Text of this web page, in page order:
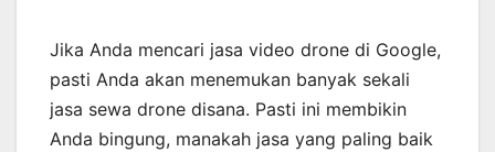
Jika Anda mencari jasa video drone di Google,
pasti Anda akan menemukan banyak sekali
jasa sewa drone disana. Pasti ini membikin
Anda bingung, manakah jasa yang paling baik